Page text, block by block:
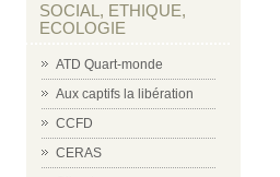
SOCIAL, ETHIQUE,
ECOLOGIE
ATD Quart-monde
Aux captifs la libération
CCFD
CERAS